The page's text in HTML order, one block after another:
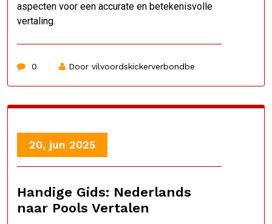
aspecten voor een accurate en betekenisvolle
vertaling.
0 Door vilvoordskickerverbondbe
20, jun 2025
Handige Gids: Nederlands
naar Pools Vertalen